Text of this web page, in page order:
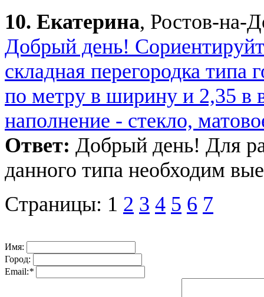
10. Екатерина, Ростов-на-
Добрый день!
складная перегородка типа
по метру в ширину и 2,35 в
наполнение - стекло,
Ответ: Добрый день! Для
данного типа необходим
Страницы: 1 2 3 4 5 6 7
Имя:
Город:
Email:*